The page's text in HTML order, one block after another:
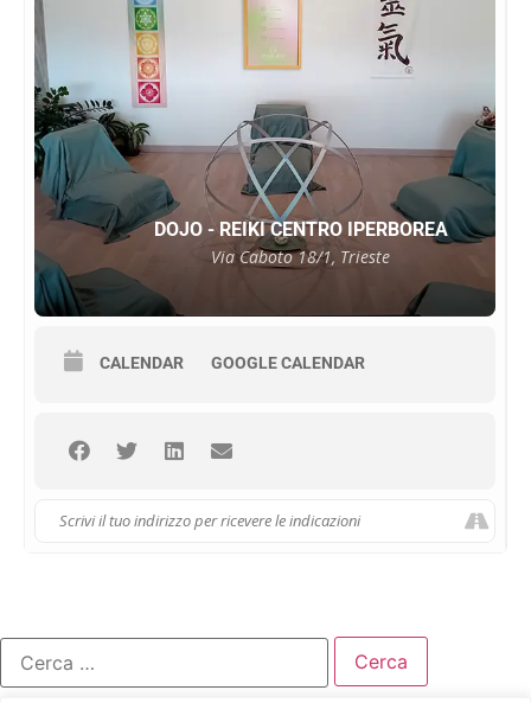
DOJO - REIKI CENTRO IPERBOREA
Via Caboto 18/1, Trieste
CALENDAR GOOGLE CALENDAR